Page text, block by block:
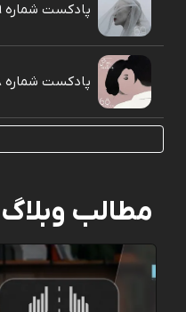
پادکست شماره ۶۹
پادکست شماره ۶۸
مطالب وبلاگ